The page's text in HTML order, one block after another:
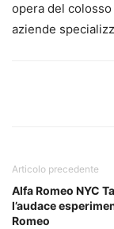
opera del
aziende
Articolo precedente
Alfa Romeo NYC
l’audace
Romeo